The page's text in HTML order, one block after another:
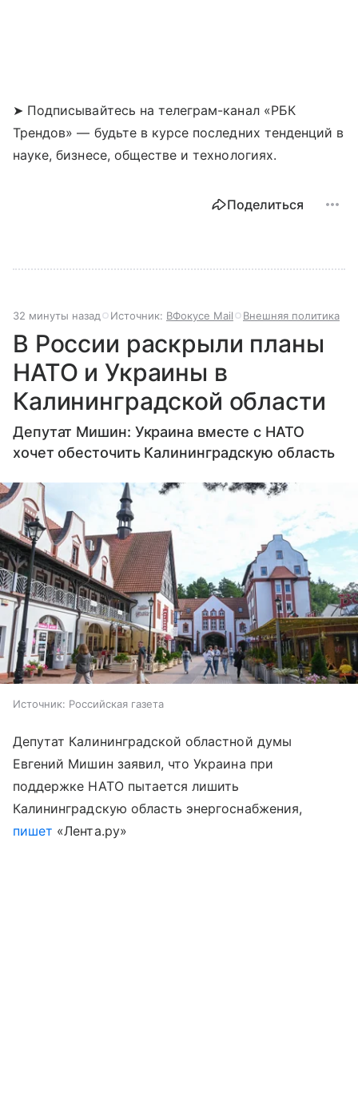
➤ Подписывайтесь на телеграм-канал «РБК
Трендов» — будьте в курсе последних тенденций в
науке, бизнесе, обществе и технологиях.
Поделиться
32 минуты назад Источник: ВФокусе Mail Внешняя политика
В России раскрыли планы
НАТО и Украины в
Калининградской области
Депутат Мишин: Украина вместе с НАТО
хочет обесточить Калининградскую область
Источник: Российская газета
Депутат Калининградской областной думы
Евгений Мишин заявил, что Украина при
поддержке НАТО пытается лишить
Калининградскую область энергоснабжения,
пишет «Лента.ру»